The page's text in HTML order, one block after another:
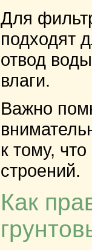
Для
подходят
отвод
влаги.
Важно
к тому,
строений.
Как